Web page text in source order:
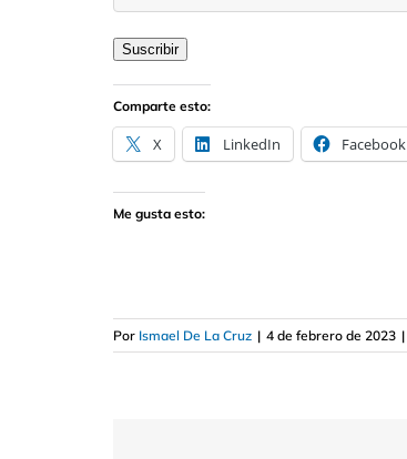
electrónico
Suscribir
Comparte esto:
X LinkedIn Facebook
Me gusta esto:
Por Ismael De La Cruz | 4 de febrero de 2023 |